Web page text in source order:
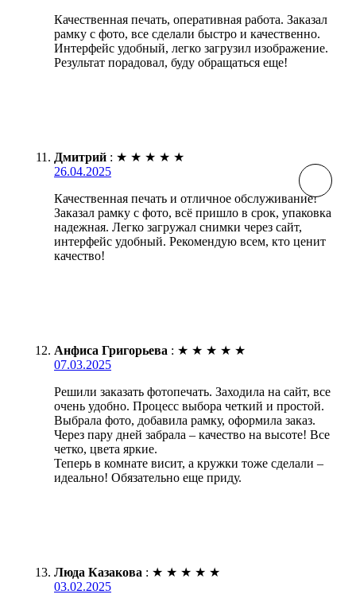
Качественная печать, оперативная работа. Заказал
рамку с фото, все сделали быстро и качественно.
Интерфейс удобный, легко загрузил изображение.
Результат порадовал, буду обращаться еще!
Дмитрий : ★ ★ ★ ★ ★
26.04.2025
Качественная печать и отличное обслуживание!
Заказал рамку с фото, всё пришло в срок, упаковка
надежная. Легко загружал снимки через сайт,
интерфейс удобный. Рекомендую всем, кто ценит
качество!
Анфиса Григорьева : ★ ★ ★ ★ ★
07.03.2025
Решили заказать фотопечать. Заходила на сайт, все
очень удобно. Процесс выбора четкий и простой.
Выбрала фото, добавила рамку, оформила заказ.
Через пару дней забрала – качество на высоте! Все
четко, цвета яркие.
Теперь в комнате висит, а кружки тоже сделали –
идеально! Обязательно еще приду.
Люда Казакова : ★ ★ ★ ★ ★
03.02.2025